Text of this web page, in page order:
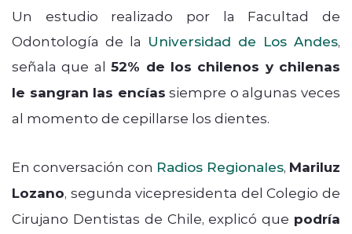
Un estudio realizado por la Facultad de
Odontología de la Universidad de Los Andes,
señala que al52% de los chilenos y chilenas
le sangran las encías siempre o algunas veces
al momento de cepillarse los dientes.
En conversación con Radios Regionales, Mariluz
Lozano, segunda vicepresidenta del Colegio de
Cirujano Dentistas de Chile, explicó que podría